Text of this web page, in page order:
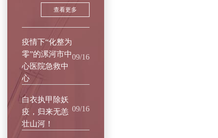
查看更多
疫情下“化整为
零”的漯河市中
心医院急救中
心
09/16
白衣执甲除妖
疫，归来无恙
壮山河！
09/16